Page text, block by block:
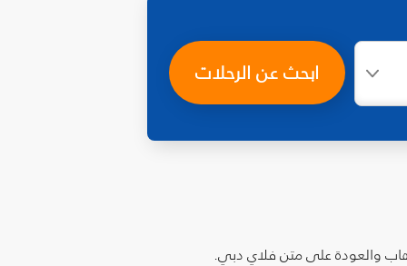
ابحث عن الرحلات
والعودة على متن فلاي دبي.